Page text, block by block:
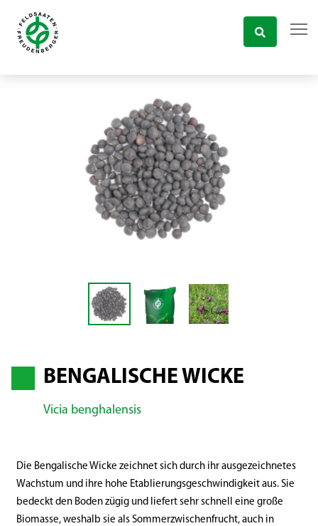
BENGALISCHE WICKE
Vicia benghalensis
Die Bengalische Wicke zeichnet sich durch ihr ausgezeichnetes
Wachstum und ihre hohe Etablierungsgeschwindigkeit aus. Sie
bedeckt den Boden zügig und liefert sehr schnell eine große
Biomasse, weshalb sie als Sommerzwischenfrucht, auch in